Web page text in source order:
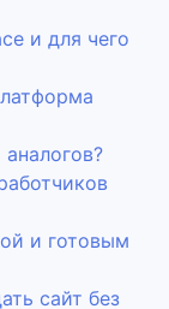
и для чего
и готовым
сайт без